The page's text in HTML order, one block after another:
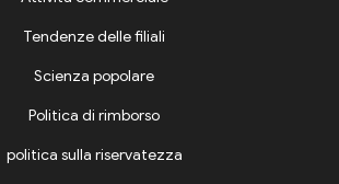
Tendenze delle filiali
Scienza popolare
Politica di rimborso
politica sulla riservatezza